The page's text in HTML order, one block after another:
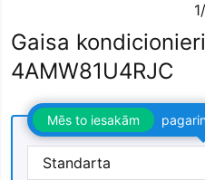
Gaisa
4AMW81U4RJC
Mēs to iesakām